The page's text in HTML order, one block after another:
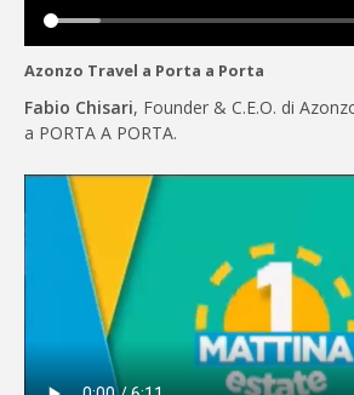
Azonzo Travel a Porta a Porta
Fabio Chisari, Founder & C.E.O. di
a PORTA A PORTA.